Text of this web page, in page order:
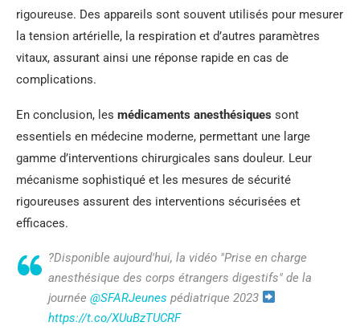
rigoureuse. Des appareils sont souvent utilisés pour mesurer
la tension artérielle, la respiration et d’autres paramètres
vitaux, assurant ainsi une réponse rapide en cas de
complications.
En conclusion, les médicaments anesthésiques sont
essentiels en médecine moderne, permettant une large
gamme d’interventions chirurgicales sans douleur. Leur
mécanisme sophistiqué et les mesures de sécurité
rigoureuses assurent des interventions sécurisées et
efficaces.
?Disponible aujourd'hui, la vidéo "Prise en charge
anesthésique des corps étrangers digestifs" de la
journée @SFARJeunes pédiatrique 2023
https://t.co/XUuBzTUCRF